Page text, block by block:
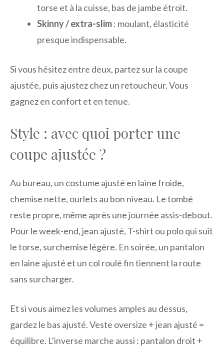
torse et à la cuisse, bas de jambe étroit.
Skinny / extra-slim: moulant, élasticité
presque indispensable.
Si vous hésitez entre deux, partez sur la coupe
ajustée, puis ajustez chez un retoucheur. Vous
gagnez en confort et en tenue.
Style : avec quoi porter une
coupe ajustée ?
Au bureau, un costume ajusté en laine froide,
chemise nette, ourlets au bon niveau. Le tombé
reste propre, même après une journée assis-debout.
Pour le week-end, jean ajusté, T-shirt ou polo qui suit
le torse, surchemise légère. En soirée, un pantalon
en laine ajusté et un col roulé fin tiennent la route
sans surcharger.
Et si vous aimez les volumes amples au dessus,
gardez le bas ajusté. Veste oversize + jean ajusté =
équilibre. L’inverse marche aussi : pantalon droit +